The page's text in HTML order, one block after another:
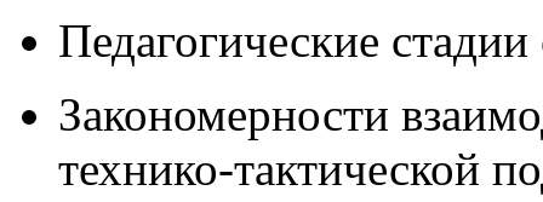
Педагогические
Закономерности
технико-тактической